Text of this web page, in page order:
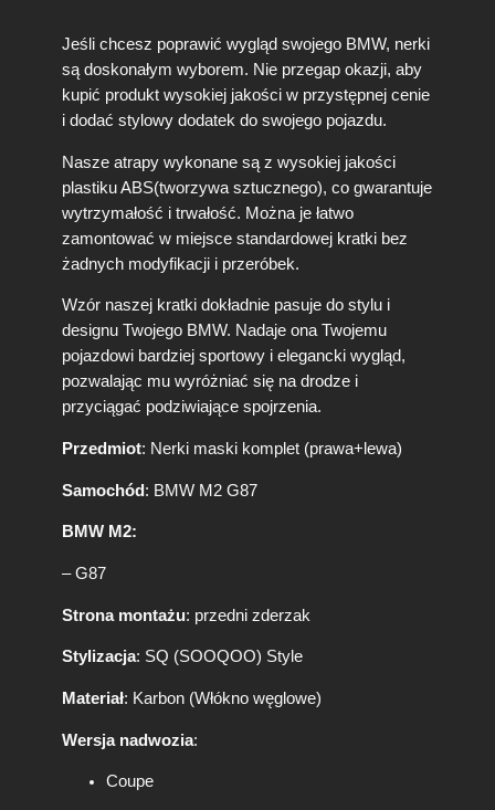
a
p
a
N
r
k
i
G
r
i
l
B
M
W
M
G
7
Q
y
e
Jeśli chcesz poprawić wygląd swojego BMW, nerki
są doskonałym wyborem. Nie przegap okazji, aby
kupić produkt wysokiej jakości w przystępnej cenie
i dodać stylowy dodatek do swojego pojazdu.
Nasze atrapy wykonane są z wysokiej jakości
plastiku ABS(tworzywa sztucznego), co gwarantuje
wytrzymałość i trwałość. Można je łatwo
zamontować w miejsce standardowej kratki bez
żadnych modyfikacji i przeróbek.
Wzór naszej kratki dokładnie pasuje do stylu i
designu Twojego BMW. Nadaje ona Twojemu
pojazdowi bardziej sportowy i elegancki wygląd,
pozwalając mu wyróżniać się na drodze i
przyciągać podziwiające spojrzenia.
Przedmiot: Nerki maski komplet (prawa+lewa)
Samochód : BMW M2 G87
BMW M2:
– G87
Strona montażu: przedni zderzak
Stylizacja: SQ (SOOQOO) Style
Materiał: Karbon (Włókno węglowe)
Wersja nadwozia:
Coupe